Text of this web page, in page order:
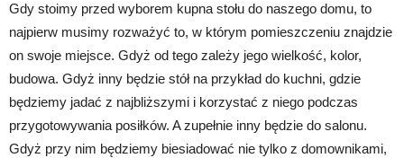
Gdy stoimy przed wyborem kupna stołu do naszego domu, to
najpierw musimy rozważyć to, w którym pomieszczeniu znajdzie
on swoje miejsce. Gdyż od tego zależy jego wielkość, kolor,
budowa. Gdyż inny będzie stół na przykład do kuchni, gdzie
będziemy jadać z najbliższymi i korzystać z niego podczas
przygotowywania posiłków. A zupełnie inny będzie do salonu.
Gdyż przy nim będziemy biesiadować nie tylko z domownikami,